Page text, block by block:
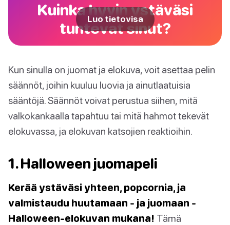
Kuinka hyvin ystäväsi
tuntevat sinut?
Luo tietovisa
Kun sinulla on juomat ja elokuva, voit asettaa pelin
säännöt, joihin kuuluu luovia ja ainutlaatuisia
sääntöjä. Säännöt voivat perustua siihen, mitä
valkokankaalla tapahtuu tai mitä hahmot tekevät
elokuvassa, ja elokuvan katsojien reaktioihin.
1. Halloween juomapeli
Kerää ystäväsi yhteen, popcornia, ja
valmistaudu huutamaan - ja juomaan -
Halloween-elokuvan mukana! Tämä